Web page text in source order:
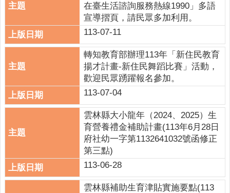
查
相
連
雲
林
戶
口
資
在臺生活諮詢服務熱線1990」多語
宣導摺頁，請民眾多加利用。
113-07-11
轉知教育部辦理113年「新住民教育
揚才計畫-新住民舞蹈比賽」活動，
歡迎民眾踴躍報名參加。
113-07-04
雲林縣大小龍年（2024、2025）生
育營養禮金補助計畫(113年6月28日
府社幼一字第1132641032號函修正
第三點)
113-06-28
雲林縣補助生育津貼實施要點(113